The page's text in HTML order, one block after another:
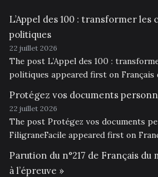
L’Appel des 100 : transformer les
politiques
22 juillet 2026
The post L’Appel des 100 :
politiques appeared first on Français
Protégez vos documents
22 juillet 2026
The post Protégez vos documents
FiligraneFacile appeared first on
Parution du n°217 de Français
à l’épreuve »